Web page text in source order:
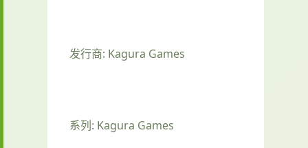
发行商: Kagura Games
系列: Kagura Games